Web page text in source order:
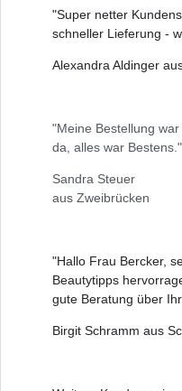
"Super netter
schneller Lieferung -
Alexandra Aldinger
"Meine Bestellung
da, alles war Bestens."
Sandra Steuer
aus Zweibrücken
"Hallo Frau Bercker,
Beautytipps
gute Beratung über
Birgit Schramm aus